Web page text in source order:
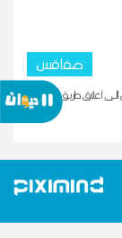
صفاقس
المعطلين عن العمل ظهر اليوم لخميس 28 مارس الى اغلاق طريق قابس